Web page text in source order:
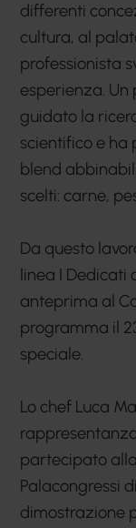
differenti
cultura, al
professionista
esperienza. Un
guidato la
scientifico e ha
blend
scelti: carne,
Da questo
linea I Dedicati
anteprima al
programma il
speciale.
Lo chef Luca
partecipato
Palacongressi
dimostrazione